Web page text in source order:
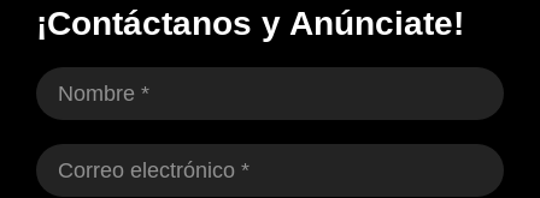
¡Contáctanos y Anúnciate!